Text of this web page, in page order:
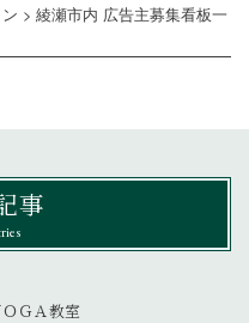
> 綾瀬市内 広告主募集看板一
事
ＧＡ教室